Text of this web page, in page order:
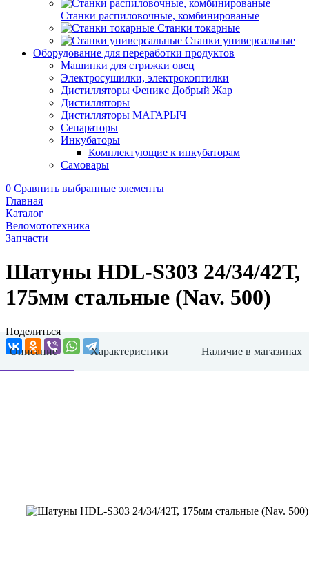
Станки распиловочные, комбинированые
Станки токарные
Станки универсальные
Оборудование для переработки продуктов
Машинки для стрижки овец
Электросушилки, электрокоптилки
Дистилляторы Феникс Добрый Жар
Дистилляторы
Дистилляторы МАГАРЫЧ
Сепараторы
Инкубаторы
Комплектующие к инкубаторам
Самовары
0 Сравнить выбранные элементы
Главная
Каталог
Веломототехника
Запчасти
Шатуны HDL-S303 24/34/42Т,
175мм стальные (Nav. 500)
Поделиться
Описание
Характеристики Наличие в магазинах